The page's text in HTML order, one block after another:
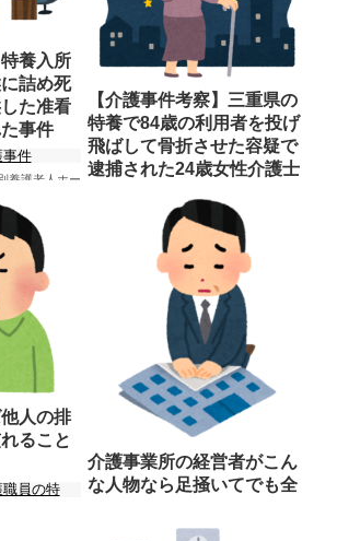
養入所
詰め死
た准看
事件
事件
養護老人ホー
が喉に詰
【介護事件考察】三重県の
特養で84歳の利用者を投げ
飛ばして骨折させた容疑で
逮捕された24歳女性介護士
新たな介護事件のニュース報道がありま
した。 三重県伊勢市の特別養護老人ホー
ム（以下、特養）で、24歳の女性介護士
が84歳の入所...
記事を読む
人の排
ること
職員の特
の処理も行い
介護事業所の経営者がこん
な人物なら足掻いてでも全
介護業界の異常